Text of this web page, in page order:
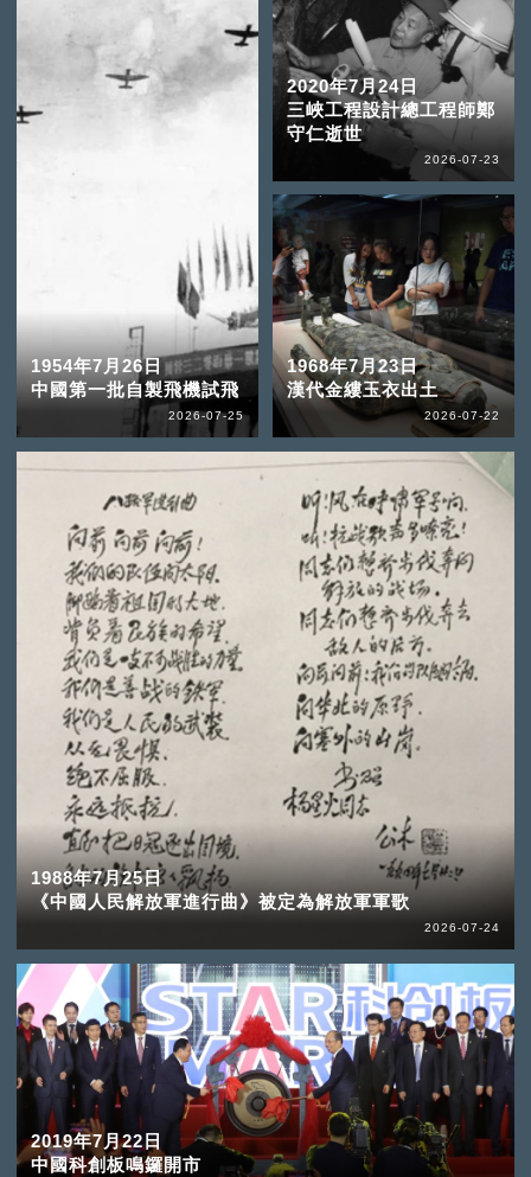
1954年7月26日
中國第一批自製飛機試飛
2026-07-25
1988年7月25日
《中國人民解放軍進行曲》被定為解放軍軍歌
2026-07-24
2020年7月24日
三峽工程設計總工程師鄭
守仁逝世
2026-07-23
1968年7月23日
漢代金縷玉衣出土
2026-07-22
2019年7月22日
中國科創板鳴鑼開市